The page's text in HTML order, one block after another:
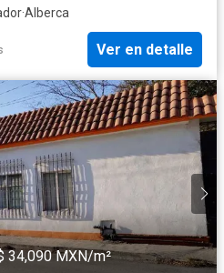
·Alberca
Ver en detalle
34,090 MXN/m²